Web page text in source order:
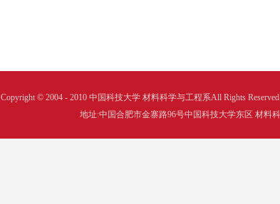
Copyright © 2004 - 2010 中国科技大学 材料科学与工程系All Rights Reserved.
地址:中国合肥市金寨路96号中国科技大学东区 材料